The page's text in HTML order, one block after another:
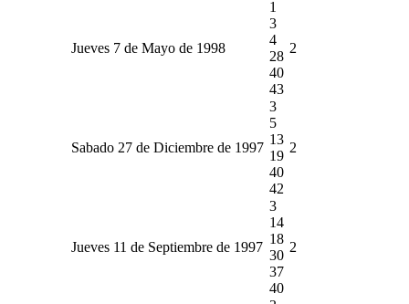
Jueves 7 de Mayo de 1998
1
3
4
28
40
43
2
Sabado 27 de Diciembre de 1997
3
5
13
19
40
42
2
Jueves 11 de Septiembre de 1997
3
14
18
30
37
40
2